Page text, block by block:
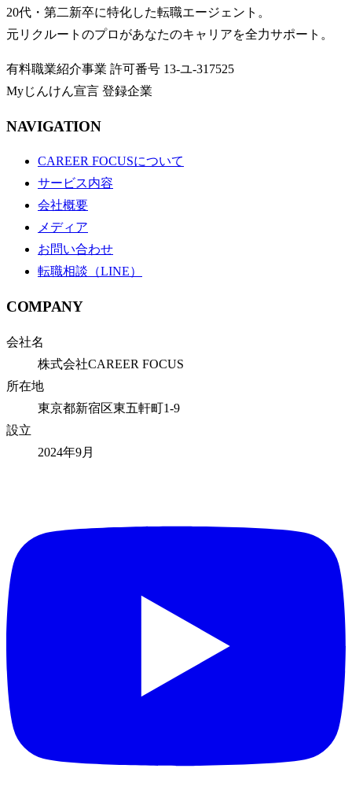
20代・第二新卒に特化した転職エージェント。
元リクルートのプロがあなたのキャリアを全力サポート。
有料職業紹介事業 許可番号 13-ユ-317525
Myじんけん宣言 登録企業
NAVIGATION
CAREER FOCUSについて
サービス内容
会社概要
メディア
お問い合わせ
転職相談（LINE）
COMPANY
会社名
株式会社CAREER FOCUS
所在地
東京都新宿区東五軒町1-9
設立
2024年9月